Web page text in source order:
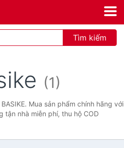
Tìm kiếm
(1)
Mua sản phẩm chính hãng với
tận nhà miễn phí, thu hộ COD